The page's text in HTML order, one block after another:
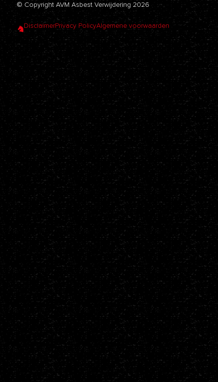
© Copyright AVM Asbest Verwijdering 2026
DisclaimerPrivacy PolicyAlgemene voorwaarden